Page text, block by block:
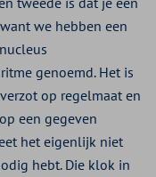
we hebben een
genoemd. Het is
op regelmaat en
een gegeven
het eigenlijk niet
hebt. Die klok in